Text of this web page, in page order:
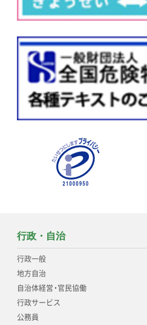
行政・自治
行政一般
地方自治
自治体経営・官民協働
行政サービス
公務員